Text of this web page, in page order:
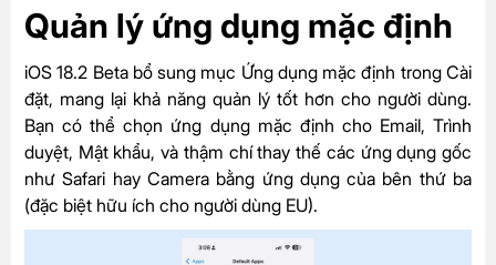
Quản lý ứng dụng mặc định
iOS 18.2 Beta bổ sung mục Ứng dụng mặc định trong Cài
đặt, mang lại khả năng quản lý tốt hơn cho người dùng.
Bạn có thể chọn ứng dụng mặc định cho Email, Trình
duyệt, Mật khẩu, và thậm chí thay thế các ứng dụng gốc
như Safari hay Camera bằng ứng dụng của bên thứ ba
(đặc biệt hữu ích cho người dùng EU).